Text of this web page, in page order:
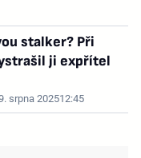
stalker? Při
ji expřítel
srpna 202512:45